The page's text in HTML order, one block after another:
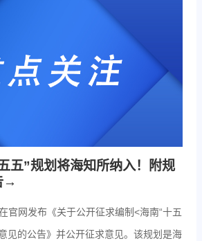
五”规划将海知所纳入！附规
→
官网发布《关于公开征求编制<海南“十五
见的公告》并公开征求意见。该规划是海